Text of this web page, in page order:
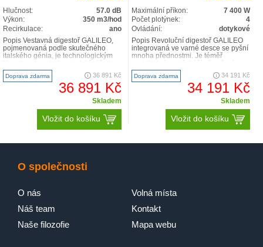
Hlučnost:
57.0 dB
Výkon:
350 m3/hod
Recirkulace:
ano
Popis Vestavná digestoř GALILEO,
pojmenovaná podle skutečného
italského génia, je technologickým
společnosti FABE..
Doprava zdarma 36 891 Kč
36 891 Kč
Skladem
Vložit do košíku
Maximální příkon:
7 400 W
Počet plotýnek:
4
Ovládání:
dotykové
Popis Revoluční digestoř GALILEO
integrovaná ve varné desce se pyšní
mnoha přednostmi. Je téměř
nebrání výhledu..
Doprava zdarma 34 191 Kč
34 191 Kč
Skladem
Vložit do košíku
O společnosti
O nás
Náš team
Naše filozofie
Volná místa
Kontakt
Mapa webu